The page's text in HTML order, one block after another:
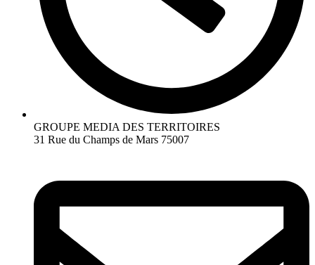
GROUPE MEDIA DES TERRITOIRES
31 Rue du Champs de Mars 75007